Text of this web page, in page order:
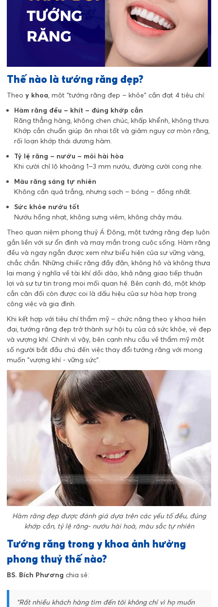
Thế nào là tướng răng đẹp?
Theo y khoa , một “tướng răng đẹp – khỏe” cần đạt 4 tiêu chí:
Hàm răng đều – khít – đúng khớp cắn
Răng thẳng hàng, không chen chúc, khấp khểnh, không thưa.
Khớp cắn chuẩn giúp ăn nhai tốt và giảm nguy cơ mòn răng,
rối loạn khớp thái dương hàm.
Tỷ lệ răng – nướu – môi hài hòa
Khi cười chỉ lộ khoảng 1–3 mm nướu, đường cười cong nhẹ.
Màu răng sáng tự nhiên
Không cần quá trắng, nhưng sạch – bóng – đồng nhất.
Sức khỏe nướu tốt
Nướu hồng nhạt, không sưng viêm, không chảy máu.
Theo quan niệm phong thuỷ Á Đông, một tướng răng đẹp luôn
gắn liền với sự ổn định và may mắn trong cuộc sống. Hàm răng
đều và ngay ngắn được xem như biểu hiện của sự vững vàng,
chắc chắn. Những chiếc răng đầy đặn, không hô và không thưa
lại mang ý nghĩa về tài khí dồi dào, khả năng giao tiếp thuận
lợi và sự tự tin trong mọi mối quan hệ. Bên cạnh đó, một khớp
cắn cân đối còn được coi là dấu hiệu của sự hòa hợp trong
công việc và gia đình.
Khi kết hợp với tiêu chí thẩm mỹ – chức năng theo y khoa hiện
đại, tướng răng đẹp trở thành sự hội tụ của cả sức khỏe, vẻ đẹp
và vượng khí. Chính vì vậy, bên cạnh nhu cầu về thẩm mỹ một
số người bắt đầu chú đến việc thay đổi tướng răng với mong
muốn "vượng khí - vững sức".
Hàm răng đẹp được đánh giá dựa trên các yếu tố đều, đúng
khớp cắn, tỷ lệ răng- nướu hài hoà, màu sắc tự nhiên
Tướng răng trong y khoa ảnh hưởng
phong thuỷ thế nào?
BS. Bích Phương chia sẻ:
“Rất nhiều khách hàng tìm đến tôi không chỉ vì họ muốn